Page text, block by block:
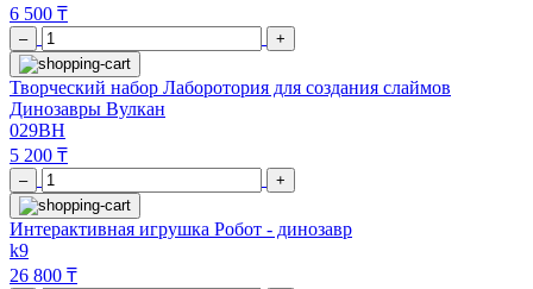
6 500 ₸
– +
Творческий набор Лаборотория для создания слаймов
Динозавры Вулкан
029BH
5 200 ₸
– +
Интерактивная игрушка Робот - динозавр
k9
26 800 ₸